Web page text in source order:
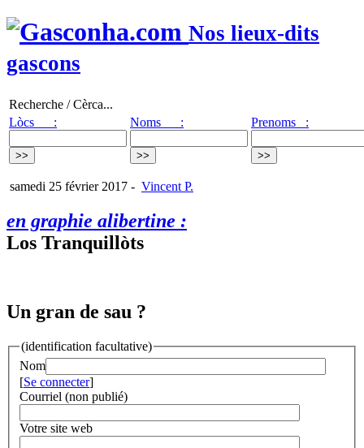
Nos lieux-dits
gascons
Recherche / Cèrca...
Lòcs :
Noms : Prenoms :
samedi 25 février 2017 - Vincent P.
en graphie alibertine :
Los Tranquillòts
Un gran de sau ?
(identification facultative)
Nom
[Se connecter]
Courriel (non publié)
Votre site web